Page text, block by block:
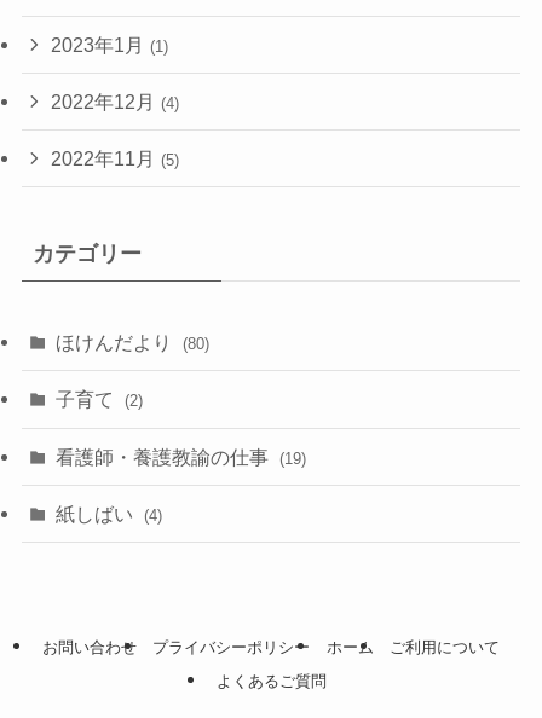
2023年1月 (1)
2022年12月 (4)
2022年11月 (5)
カテゴリー
ほけんだより (80)
子育て (2)
看護師・養護教諭の仕事 (19)
紙しばい (4)
お問い合わせ プライバシーポリシー ホーム
ご利用について
よくあるご質問